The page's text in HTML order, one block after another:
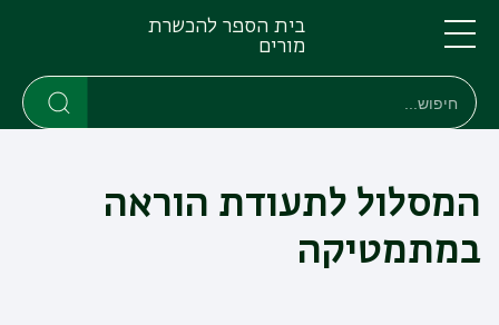
העיקרי
ניווט
בית הספר להכשרת
מורים
חיפוש
חיפוש
המסלול לתעודת הוראה
במתמטיקה